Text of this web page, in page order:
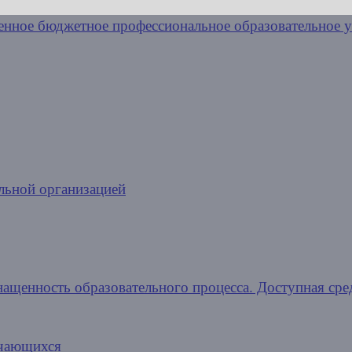
организацией
образовательного процесса. Доступная